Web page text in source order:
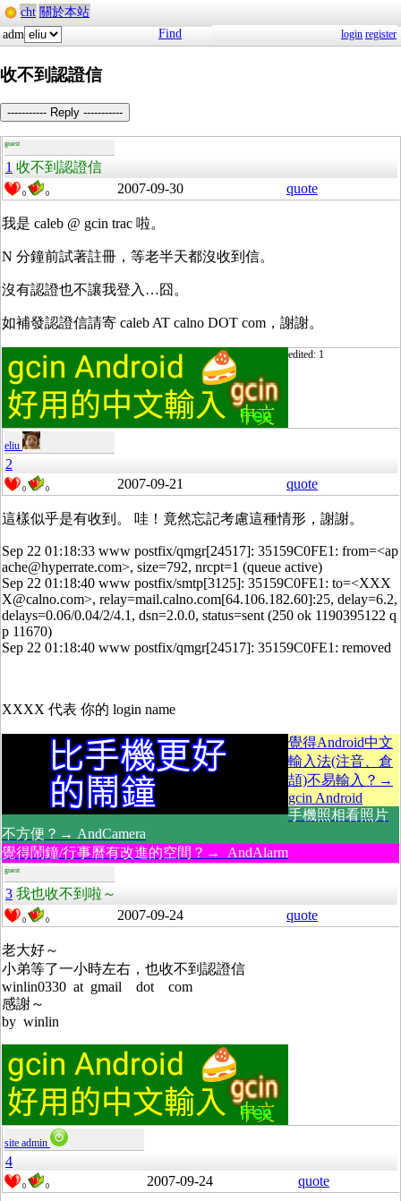
cht 關於本站
adm
Find login register
收不到認證信
----------- Reply -----------
guest
1 收不到認證信
0 0 2007-09-30 quote
我是 caleb @ gcin trac 啦。
N 分鐘前試著註冊，等老半天都沒收到信。
沒有認證也不讓我登入…囧。
如補發認證信請寄 caleb AT calno DOT com，謝謝。
edited: 1
eliu
2
0 0 2007-09-21 quote
這樣似乎是有收到。 哇！竟然忘記考慮這種情形，謝謝。
Sep 22 01:18:33 www postfix/qmgr[24517]: 35159C0FE1: from=<ap
ache@hyperrate.com>, size=792, nrcpt=1 (queue active)
Sep 22 01:18:40 www postfix/smtp[3125]: 35159C0FE1: to=<XXX
X@calno.com>, relay=mail.calno.com[64.106.182.60]:25, delay=6.2,
delays=0.06/0.04/2/4.1, dsn=2.0.0, status=sent (250 ok 1190395122 q
p 11670)
Sep 22 01:18:40 www postfix/qmgr[24517]: 35159C0FE1: removed
XXXX 代表 你的 login name
覺得Android中文
輸入法(注音、倉
頡)不易輸入？→
gcin Android
手機照相看照片
不方便？→ AndCamera
覺得鬧鐘/行事曆有改進的空間？→ AndAlarm
guest
3 我也收不到啦～
0 0 2007-09-24 quote
老大好～
小弟等了一小時左右，也收不到認證信
winlin0330 at gmail dot com
感謝～
by winlin
site admin
4
0 0 2007-09-24 quote